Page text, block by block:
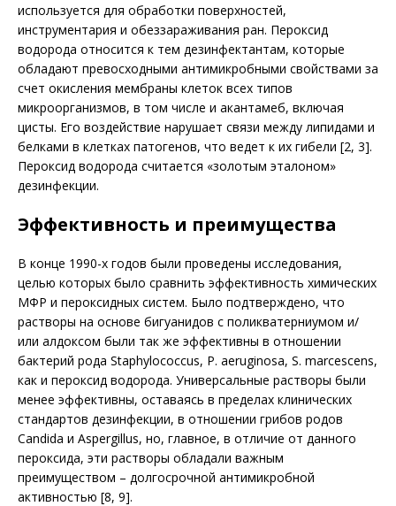
используется для обработки поверхностей,
инструментария и обеззараживания ран. Пероксид
водорода относится к тем дезинфектантам, которые
обладают превосходными антимикробными свойствами за
счет окисления мембраны клеток всех типов
микроорганизмов, в том числе и акантамеб, включая
цисты. Его воздействие нарушает связи между липидами и
белками в клетках патогенов, что ведет к их гибели [2, 3].
Пероксид водорода считается «золотым эталоном»
дезинфекции.
Эффективность и преимущества
В конце 1990-х годов были проведены исследования,
целью которых было сравнить эффективность химических
МФР и пероксидных си­стем. Было подтверждено, что
растворы на основе бигуанидов с поликватерниумом и/
или алдоксом были так же эффективны в отношении
бактерий рода Staphylococcus, P. aeruginosa, S. marcescens,
как и пероксид водорода. Универсальные растворы были
менее эффективны, оставаясь в пределах клинических
стандартов дезинфекции, в отношении грибов родов
Candida и Aspergillus, но, главное, в отличие от данного
пероксида, эти растворы обладали важным
преимуществом – долгосрочной антимикробной
активностью [8, 9].